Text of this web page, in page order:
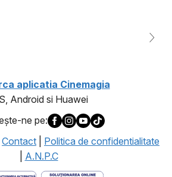
aplicatia Cinemagia
Android si Huawei
ne pe:
Contact
Politica de confidentialitate
A.N.P.C